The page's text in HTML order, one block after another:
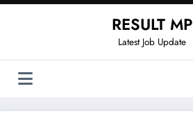
RESULT MP
Latest Job Update